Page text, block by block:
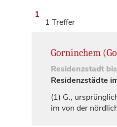
1
1 Treffer
Gorninchem
Residenzstadt
Residenzstädte
(1) G.,
im von der